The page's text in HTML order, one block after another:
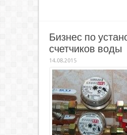
Бизнес по
счетчиков воды
14.08.2015